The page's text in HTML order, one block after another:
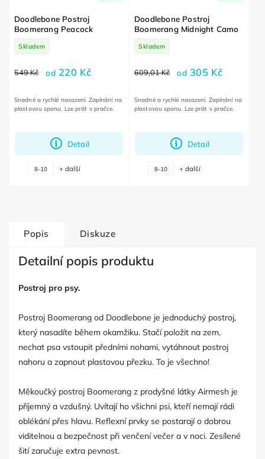
Doodlebone Postroj
Boomerang Peacock
Skladem
549 Kč od 220 Kč
Detail
Snadné a rychlé nasazení. Zapínání na
plastovou sponu. Lze prát v pračce.
8-10 + další
Doodlebone Postroj
Boomerang Midnight Camo
Skladem
609,01 Kč od 305 Kč
Detail
Snadné a rychlé nasazení. Zapínání na
plastovou sponu. Lze prát v pračce.
8-10 + další
Popis Diskuze
Detailní popis produktu
Postroj pro psy.
Postroj Boomerang od Doodlebone je jednoduchý postroj,
který nasadíte během okamžiku. Stačí položit na zem,
nechat psa vstoupit předními nohami, vytáhnout postroj
nahoru a zapnout plastovou přezku. To je všechno!
Měkoučký postroj Boomerang z prodyšné látky Airmesh je
příjemný a vzdušný. Uvítají ho všichni psi, kteří nemají rádi
oblékání přes hlavu. Reflexní prvky se postarají o dobrou
viditelnou a bezpečnost při venčení večer a v noci. Zesílené
šití zaručuje extra pevnost.